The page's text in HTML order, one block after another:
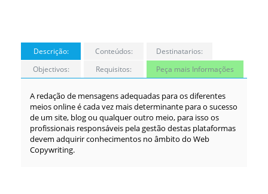
Descrição: Conteúdos:
Destinatarios:
Objectivos:
Requisitos: Peça mais Informações
A redação de mensagens adequadas para os diferentes
meios online é cada vez mais determinante para o sucesso
de um site, blog ou qualquer outro meio, para isso os
profissionais responsáveis pela gestão destas plataformas
devem adquirir conhecimentos no âmbito do Web
Copywriting.